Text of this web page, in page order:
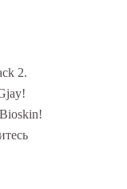
2.